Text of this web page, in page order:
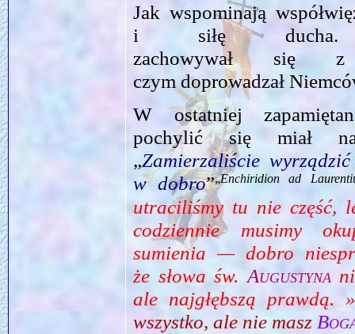
Jak wspominają
i siłę ducha.
zachowywał się
czym doprowadzał
W ostatniej
pochylić się miał
„Zamierzaliście
w dobro”„Enchiridion ad
utraciliśmy tu nie część,
codziennie musimy
sumienia — dobro
że słowa św. Augustyna
ale najgłębszą prawdą.
wszystko, ale nie masz